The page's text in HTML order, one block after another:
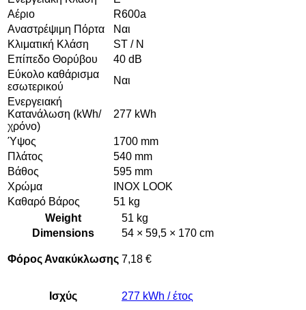
Αέριο
R600a
Αναστρέψιμη Πόρτα
Ναι
Κλιματική Κλάση
ST / N
Επίπεδο Θορύβου
40 dB
Εύκολο καθάρισμα
εσωτερικού
Ναι
Ενεργειακή
Κατανάλωση (kWh/
χρόνο)
277 kWh
Ύψος
1700 mm
Πλάτος
540 mm
Βάθος
595 mm
Χρώμα
INOX LOOK
Καθαρό Βάρος
51 kg
Weight
51 kg
Dimensions
54 × 59,5 × 170 cm
Φόρος Ανακύκλωσης 7,18 €
Ισχύς 277 kWh / έτος